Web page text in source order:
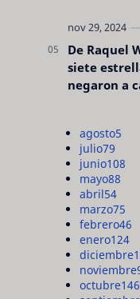
De Raquel
siete
negaron a
agosto5
julio79
junio108
mayo88
abril54
marzo75
febrero46
enero124
diciembre
noviembre
octubre146